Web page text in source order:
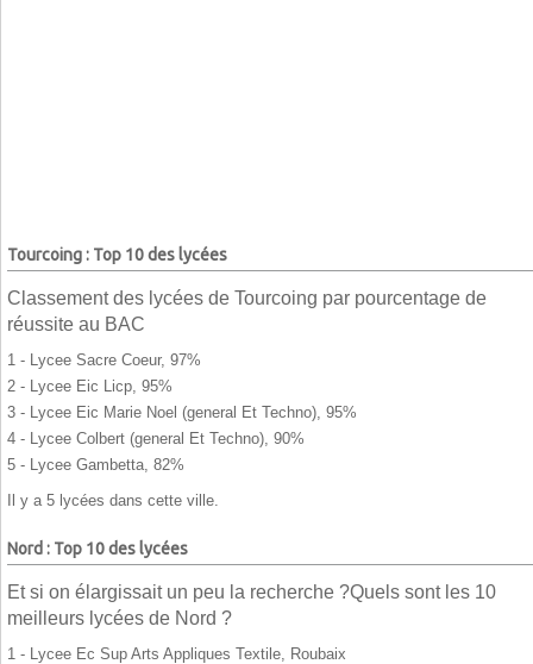
Tourcoing : Top 10 des lycées
Classement des lycées de Tourcoing par pourcentage de
réussite au BAC
1 - Lycee Sacre Coeur, 97%
2 - Lycee Eic Licp, 95%
3 - Lycee Eic Marie Noel (general Et Techno), 95%
4 - Lycee Colbert (general Et Techno), 90%
5 - Lycee Gambetta, 82%
Il y a 5 lycées dans cette ville.
Nord : Top 10 des lycées
Et si on élargissait un peu la recherche ?Quels sont les 10
meilleurs lycées de Nord ?
1 - Lycee Ec Sup Arts Appliques Textile, Roubaix